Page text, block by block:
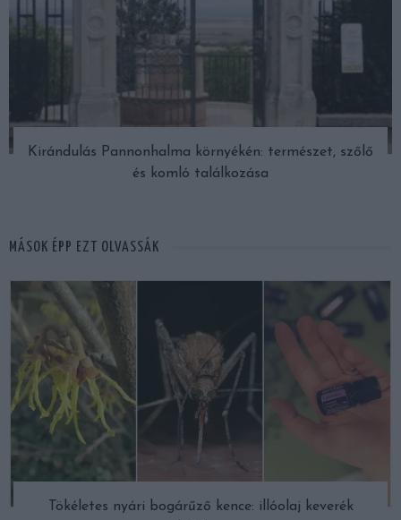
Kirándulás Pannonhalma környékén: természet, szőlő
és komló találkozása
MÁSOK ÉPP EZT OLVASSÁK
Tökéletes nyári bogárűző kence: illóolaj keverék